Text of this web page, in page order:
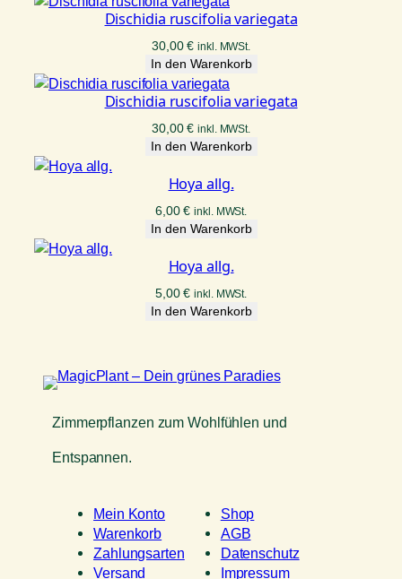
Dischidia ruscifolia variegata
30,00€ inkl. MWSt.
In den Warenkorb
Dischidia ruscifolia variegata
30,00€ inkl. MWSt.
In den Warenkorb
Hoya allg.
6,00€ inkl. MWSt.
In den Warenkorb
Hoya allg.
5,00€ inkl. MWSt.
In den Warenkorb
Zimmerpflanzen zum Wohlfühlen und
Entspannen.
Mein Konto
Warenkorb
Zahlungsarten
Versand
Shop
AGB
Datenschutz
Impressum